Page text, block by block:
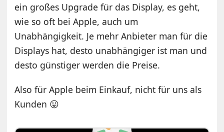
ein großes Upgrade für das Display, es geht,
wie so oft bei Apple, auch um
Unabhängigkeit. Je mehr Anbieter man für die
Displays hat, desto unabhängiger ist man und
desto günstiger werden die Preise.
Also für Apple beim Einkauf, nicht für uns als
Kunden 😛